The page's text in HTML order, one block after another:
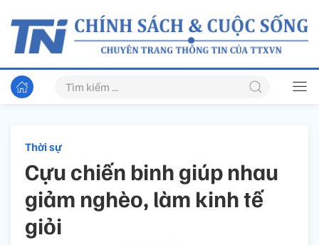
Thời sự
Cựu chiến binh giúp nhau
giảm nghèo, làm kinh tế
giỏi